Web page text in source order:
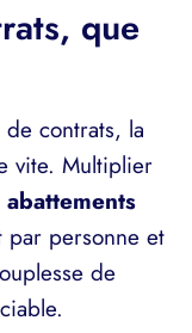
que
contrats, la
vite. Multiplier
abattements
par personne et
de